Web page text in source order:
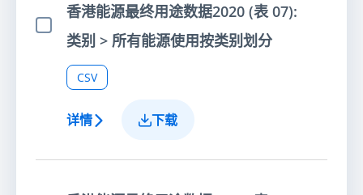
选择项目
香港能源最终用途数据2020 (表 07):
类别 > 所有能源使用按类别划分
CSV
详情 下载